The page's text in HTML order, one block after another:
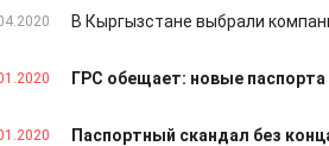
В Кыргызстане выбрали
ГРС обещает: новые паспорта
Паспортный скандал без